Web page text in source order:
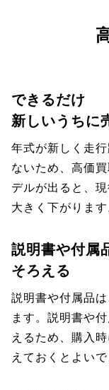
できるだけ
新しいうちに
年式が新しく走
ないため、高価
デルが出ると、
大きく下がります
説明書や付属
そろえる
説明書や付属品
ます。説明書や
えるため、購入
えておくとよいで